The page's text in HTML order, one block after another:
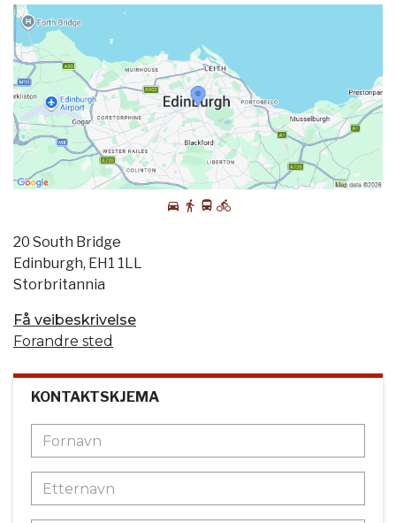
20 South Bridge
Edinburgh, EH1 1LL
Storbritannia
Få veibeskrivelse
Forandre sted
KONTAKTSKJEMA